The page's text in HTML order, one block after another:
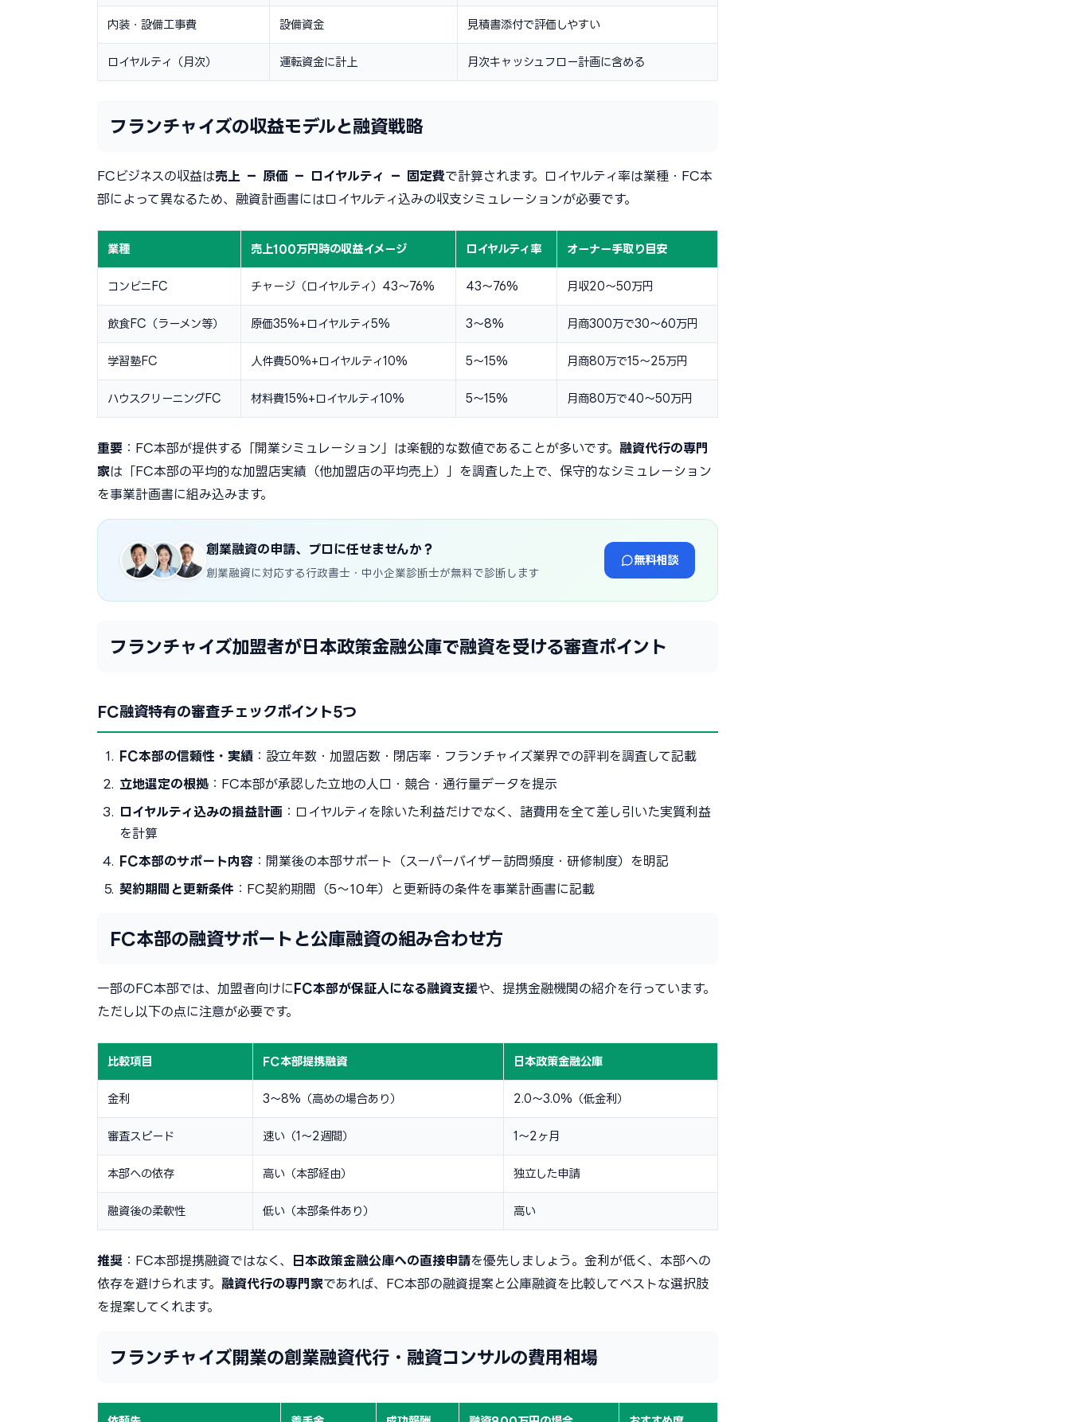
内装・設備工事費 設備資金 見積書添付で評価しやすい
ロイヤルティ（月次） 運転資金に計上 月次キャッシュフロー計画に含める
フランチャイズの収益モデルと融資戦略
FCビジネスの収益は売上 − 原価 − ロイヤルティ − 固定費で計算されます。ロイヤルティ率は業種・FC本
部によって異なるため、融資計画書にはロイヤルティ込みの収支シミュレーションが必要です。
業種 売上100万円時の収益イメージ ロイヤルティ率 オーナー手取り目安
コンビニFC チャージ（ロイヤルティ）43〜76% 43〜76% 月収20〜50万円
飲食FC（ラーメン等） 原価35%+ロイヤルティ5% 3〜8% 月商300万で30〜60万円
学習塾FC 人件費50%+ロイヤルティ10% 5〜15% 月商80万で15〜25万円
ハウスクリーニングFC 材料費15%+ロイヤルティ10% 5〜15% 月商80万で40〜50万円
重要 ：FC本部が提供する「開業シミュレーション」は楽観的な数値であることが多いです。 融資代行の専門
家は「FC本部の平均的な加盟店実績（他加盟店の平均売上）」を調査した上で、保守的なシミュレーション
を事業計画書に組み込みます。
創業融資の申請、プロに任せませんか？
創業融資に対応する行政書士・中小企業診断士が無料で診断します
無料相談
フランチャイズ加盟者が日本政策金融公庫で融資を受ける審査ポイント
FC融資特有の審査チェックポイント5つ
FC本部の信頼性・実績 ：設立年数・加盟店数・閉店率・フランチャイズ業界での評判を調査して記載
立地選定の根拠 ：FC本部が承認した立地の人口・競合・通行量データを提示
ロイヤルティ込みの損益計画 ：ロイヤルティを除いた利益だけでなく、諸費用を全て差し引いた実質利益
を計算
FC本部のサポート内容 ：開業後の本部サポート（スーパーバイザー訪問頻度・研修制度）を明記
契約期間と更新条件 ：FC契約期間（5〜10年）と更新時の条件を事業計画書に記載
FC本部の融資サポートと公庫融資の組み合わせ方
一部のFC本部では、加盟者向けに FC本部が保証人になる融資支援や、提携金融機関の紹介を行っています。
ただし以下の点に注意が必要です。
比較項目 FC本部提携融資 日本政策金融公庫
金利 3〜8%（高めの場合あり） 2.0〜3.0%（低金利）
審査スピード 速い（1〜2週間） 1〜2ヶ月
本部への依存 高い（本部経由） 独立した申請
融資後の柔軟性 低い（本部条件あり） 高い
推奨 ：FC本部提携融資ではなく、 日本政策金融公庫への直接申請を優先しましょう。金利が低く、本部への
依存を避けられます。 融資代行の専門家であれば、FC本部の融資提案と公庫融資を比較してベストな選択肢
を提案してくれます。
フランチャイズ開業の創業融資代行・融資コンサルの費用相場